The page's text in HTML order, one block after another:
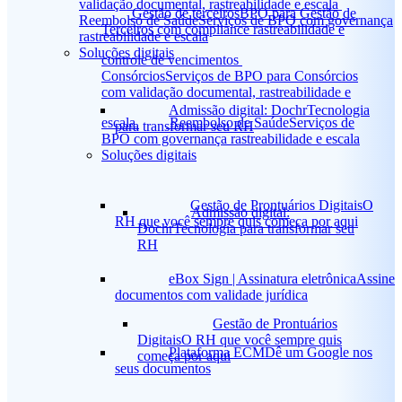
Gestão de terceirosBPO para Gestão de
Terceiros com compliance rastreabilidade e
controle de vencimentos
ConsórciosServiços de BPO para Consórcios
com validação documental, rastreabilidade e
escala
Reembolso de SaúdeServiços de
BPO com governança rastreabilidade e escala
Soluções digitais
Admissão digital:
DochrTecnologia para transformar seu
RH
Gestão de Prontuários
DigitaisO RH que você sempre quis
começa por aqui
validação documental, rastreabilidade e escala
Reembolso de SaúdeServiços de BPO com governança
rastreabilidade e escala
Soluções digitais
Admissão digital: DochrTecnologia
para transformar seu RH
Gestão de Prontuários DigitaisO
RH que você sempre quis começa por aqui
eBox Sign | Assinatura eletrônicaAssine
documentos com validade jurídica
Plataforma ECMDê um Google nos
seus documentos